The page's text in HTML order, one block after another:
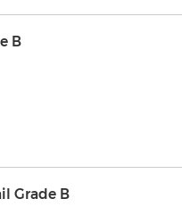
B
Grade B